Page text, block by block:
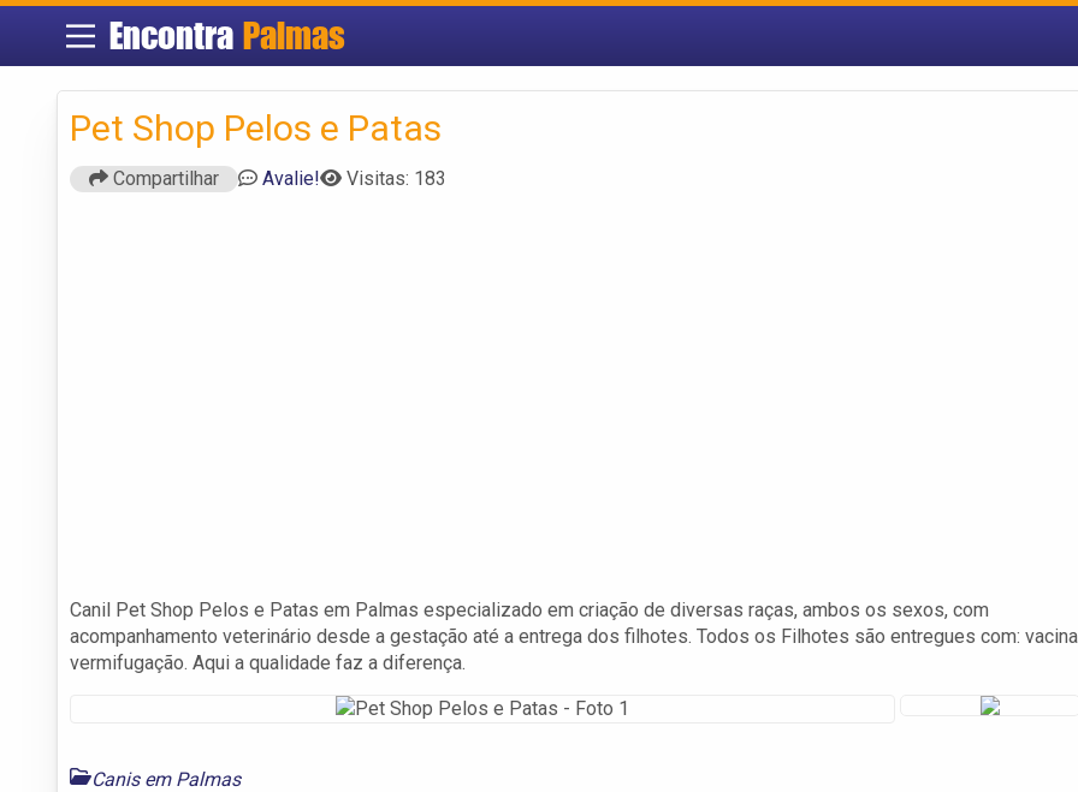
Encontra Palmas
Pet Shop Pelos e Patas
Compartilhar Avalie! Visitas: 183
Canil Pet Shop Pelos e Patas em Palmas especializado em criação de diversas raças, ambos os sexos, com
acompanhamento veterinário desde a gestação até a entrega dos filhotes. Todos os Filhotes são entregues com:
vermifugação. Aqui a qualidade faz a diferença.
Canis em Palmas